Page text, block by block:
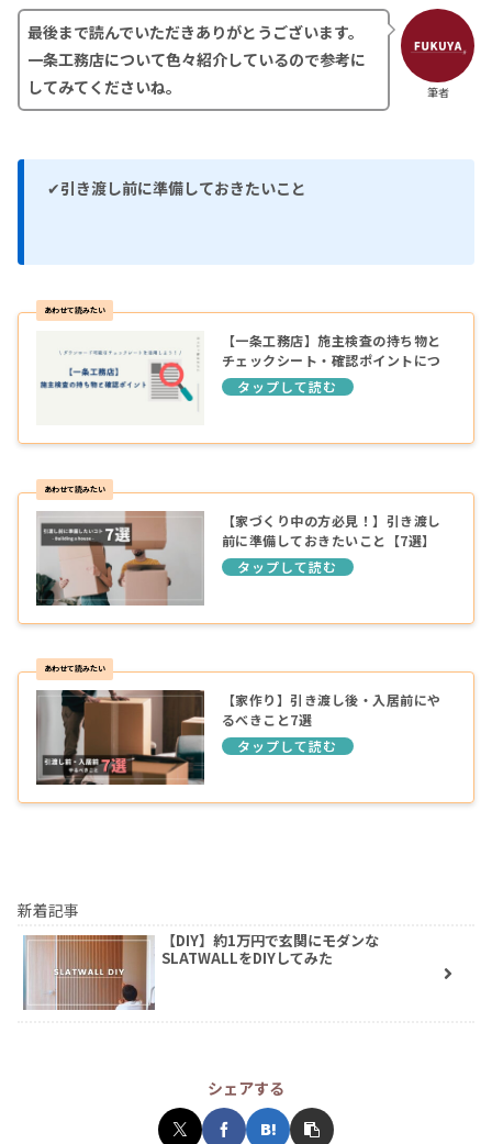
筆者
最後まで読んでいただきありがとうございます。
一条工務店について色々紹介しているので参考に
してみてくださいね。
✔引き渡し前に準備しておきたいこと
【一条工務店】施主検査の持ち物と
チェックシート・確認ポイントにつ
いて
【家づくり中の方必見！】引き渡し
前に準備しておきたいこと【7選】
【家作り】引き渡し後・入居前にや
るべきこと7選
新着記事
【DIY】約1万円で玄関にモダンな
SLATWALLをDIYしてみた
シェアする